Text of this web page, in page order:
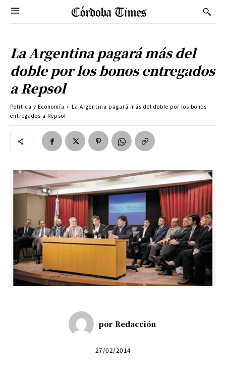
La Argentina pagará más del
doble por los bonos entregados
a Repsol
Politica y Economía
La Argentina pagará más del doble por los bonos
entregados a Repsol
por Redacción
27/02/2014